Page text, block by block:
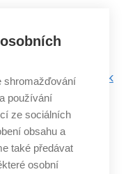
byl přirozený
Přispívá k
systém.
Unikátní výzkum
shromažďování
používání
ze sociálních
obsahu a
také předávat
osobní